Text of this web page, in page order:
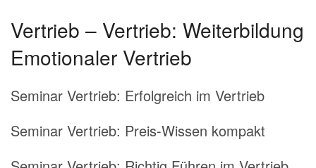
Vertrieb – Vertrieb: Weiterbildung
Emotionaler Vertrieb
Seminar Vertrieb: Erfolgreich im Vertrieb
Seminar Vertrieb: Preis-Wissen kompakt